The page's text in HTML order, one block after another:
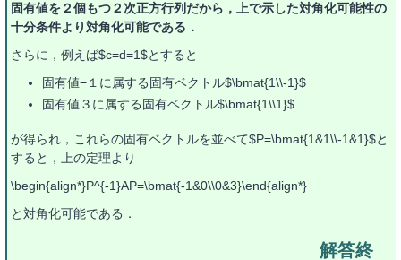
固有値を２個もつ２次正方行列だから，上で示した対角化可能性の
十分条件より対角化可能である．
さらに，例えば$c=d=1$とすると
固有値−１に属する固有ベクトル$\bmat{1\\-1}$
固有値３に属する固有ベクトル$\bmat{1\\1}$
が得られ，これらの固有ベクトルを並べて$P=\bmat{1&1\\-1&1}$と
すると，上の定理より
\begin{align*}P^{-1}AP=\bmat{-1&0\\0&3}\end{align*}
と対角化可能である．